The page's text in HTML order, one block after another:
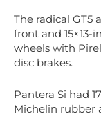
The radical GT5
front and
wheels with
disc brakes.
Pantera Si had
Michelin rubber